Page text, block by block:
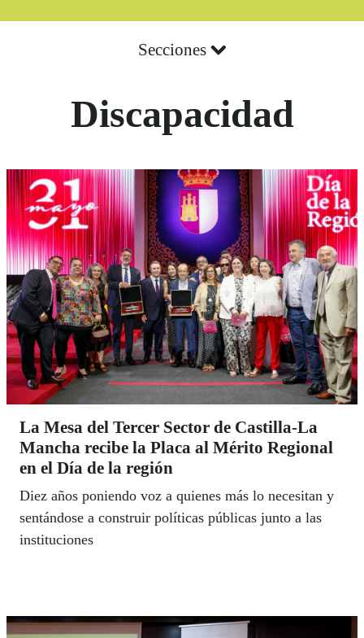
Secciones
Discapacidad
La Mesa del Tercer Sector de Castilla-La
Mancha recibe la Placa al Mérito Regional
en el Día de la región
Diez años poniendo voz a quienes más lo necesitan y
sentándose a construir políticas públicas junto a las
instituciones